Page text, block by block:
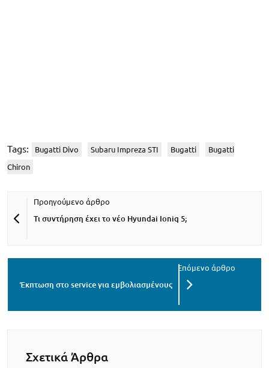
Tags: Bugatti Divo Subaru Impreza STI Bugatti Bugatti
Chiron
Τι συντήρηση έχει το νέο Hyundai Ioniq 5;
Έκπτωση στο service για εμβολιασμένους
Σχετικά Άρθρα